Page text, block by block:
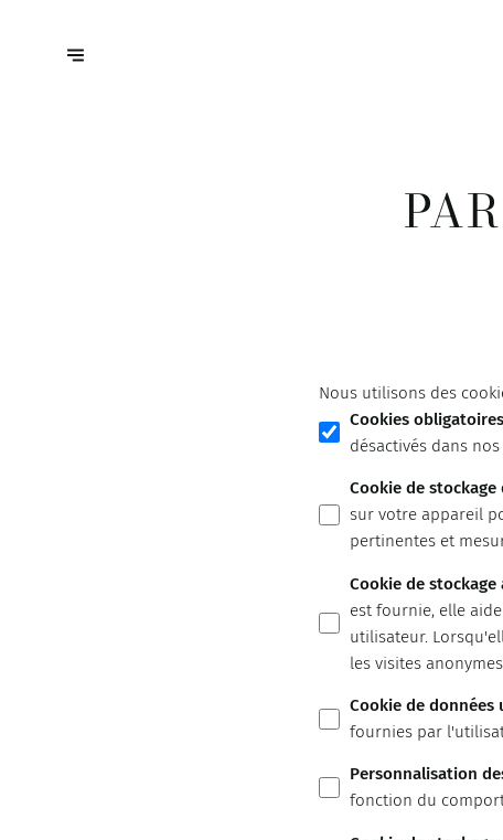
Nous utilisons des
Cookies obligatoires
désactivés dans nos
Cookie de stockage
sur votre appareil
pertinentes et
Cookie de
est fournie, elle
utilisateur.
les visites anonymes.
Cookie de
fournies par
Personnalisation
fonction du